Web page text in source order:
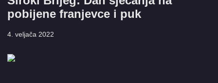
pobijene franjevce i puk
4. veljača 2022